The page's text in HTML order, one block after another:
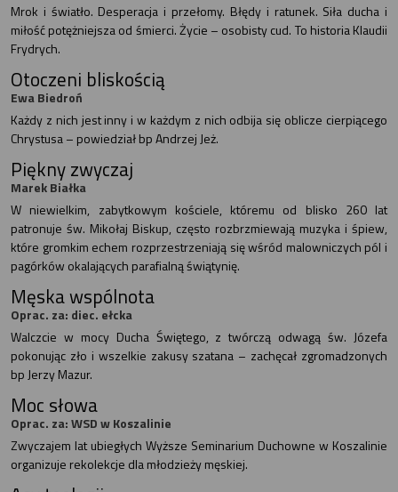
Mrok i światło. Desperacja i przełomy. Błędy i ratunek. Siła ducha i
miłość potężniejsza od śmierci. Życie – osobisty cud. To historia Klaudii
Frydrych.
Otoczeni bliskością
Ewa Biedroń
Każdy z nich jest inny i w każdym z nich odbija się oblicze cierpiącego
Chrystusa – powiedział bp Andrzej Jeż.
Piękny zwyczaj
Marek Białka
W niewielkim, zabytkowym kościele, któremu od blisko 260 lat
patronuje św. Mikołaj Biskup, często rozbrzmiewają muzyka i śpiew,
które gromkim echem rozprzestrzeniają się wśród malowniczych pól i
pagórków okalających parafialną świątynię.
Męska wspólnota
Oprac. za: diec. ełcka
Walczcie w mocy Ducha Świętego, z twórczą odwagą św. Józefa
pokonując zło i wszelkie zakusy szatana – zachęcał zgromadzonych
bp Jerzy Mazur.
Moc słowa
Oprac. za: WSD w Koszalinie
Zwyczajem lat ubiegłych Wyższe Seminarium Duchowne w Koszalinie
organizuje rekolekcje dla młodzieży męskiej.